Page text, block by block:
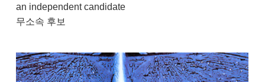
an independent candidate
무소속 후보